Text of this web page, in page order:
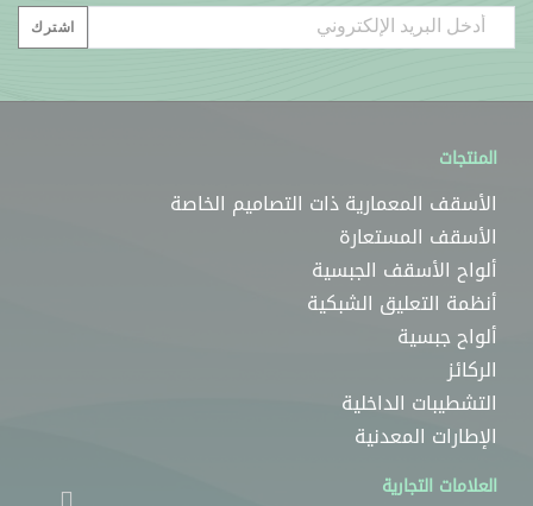
اشترك Email
المنتجات
الأسقف المعمارية ذات التصاميم الخاصة
الأسقف المستعارة
ألواح الأسقف الجبسية
أنظمة التعليق الشبكية
ألواح جبسية
الركائز
التشطيبات الداخلية
الإطارات المعدنية
العلامات التجارية